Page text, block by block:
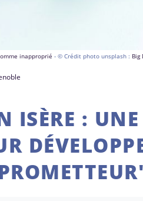
inapproprié - © Crédit photo unsplash : Big
ISÈRE :